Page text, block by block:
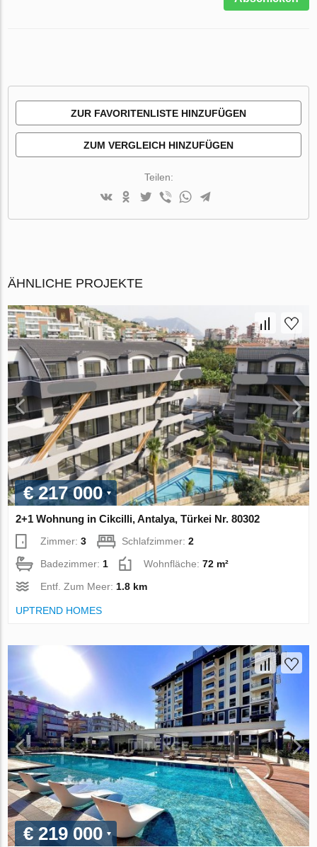
ZUR FAVORITENLISTE HINZUFÜGEN
ZUM VERGLEICH HINZUFÜGEN
Teilen:
ÄHNLICHE PROJEKTE
€ 217 000
2+1 Wohnung in Cikcilli, Antalya, Türkei Nr. 80302
Zimmer:3 Schlafzimmer:2
Badezimmer:1 Wohnfläche:72 m²
Entf. Zum Meer:1.8 km
UPTREND HOMES
€ 219 000